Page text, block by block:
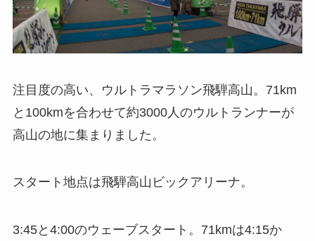
注目度の高い、ウルトラマラソン飛騨高山。71km
と100kmを合わせて約3000人のウルトランナーが
高山の地に集まりました。
スタート地点は飛騨高山ビックアリーナ。
3:45と4:00のウェーブスタート。71kmは4:15か